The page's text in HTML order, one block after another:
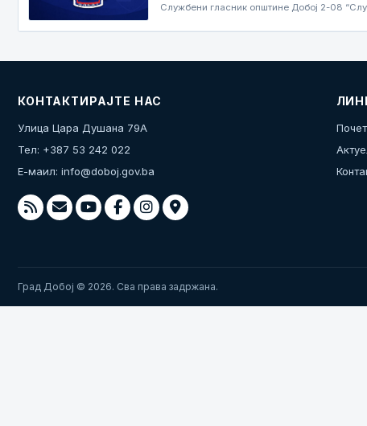
Службени гласник општине Добој 2-08
КОНТАКТИРАЈТЕ НАС
Улица Цара Душана 79А
Тел: +387 53 242 022
Е-маил: info@doboj.gov.ba
Град Добој © 2026. Сва права задржана.